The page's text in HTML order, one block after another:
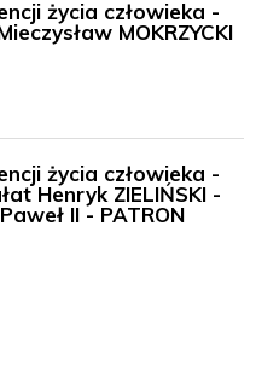
życia człowieka -
MOKRZYCKI
życia człowieka -
Henryk ZIELIŃSKI -
II - PATRON